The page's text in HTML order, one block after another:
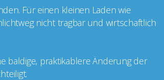
Für einen kleinen Laden wie
nicht tragbar und wirtschaftlich
baldige, praktikablere Änderung der